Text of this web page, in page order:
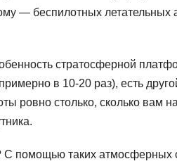
— беспилотных
стратосферной
в 10-20 раз), есть
ровно столько, сколько вам
С помощью таких